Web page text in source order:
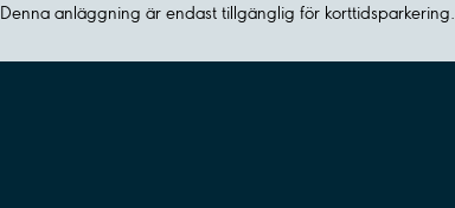
Denna anläggning är endast tillgänglig för korttidsparkering.